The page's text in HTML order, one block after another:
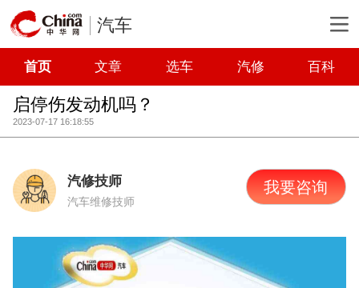
汽车
首页 文章 选车 汽修 百科
启停伤发动机吗？
2023-07-17 16:18:55
汽修技师
汽车维修技师
我要咨询